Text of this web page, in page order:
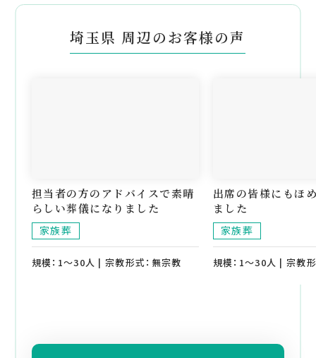
埼玉県 周辺のお客様の声
担当者の方のアドバイスで素晴
らしい葬儀になりました
家族葬
規模：1～30人 | 宗教形式：無宗教
出席の皆様にもほ
ました
家族葬
規模：1～30人 | 宗教